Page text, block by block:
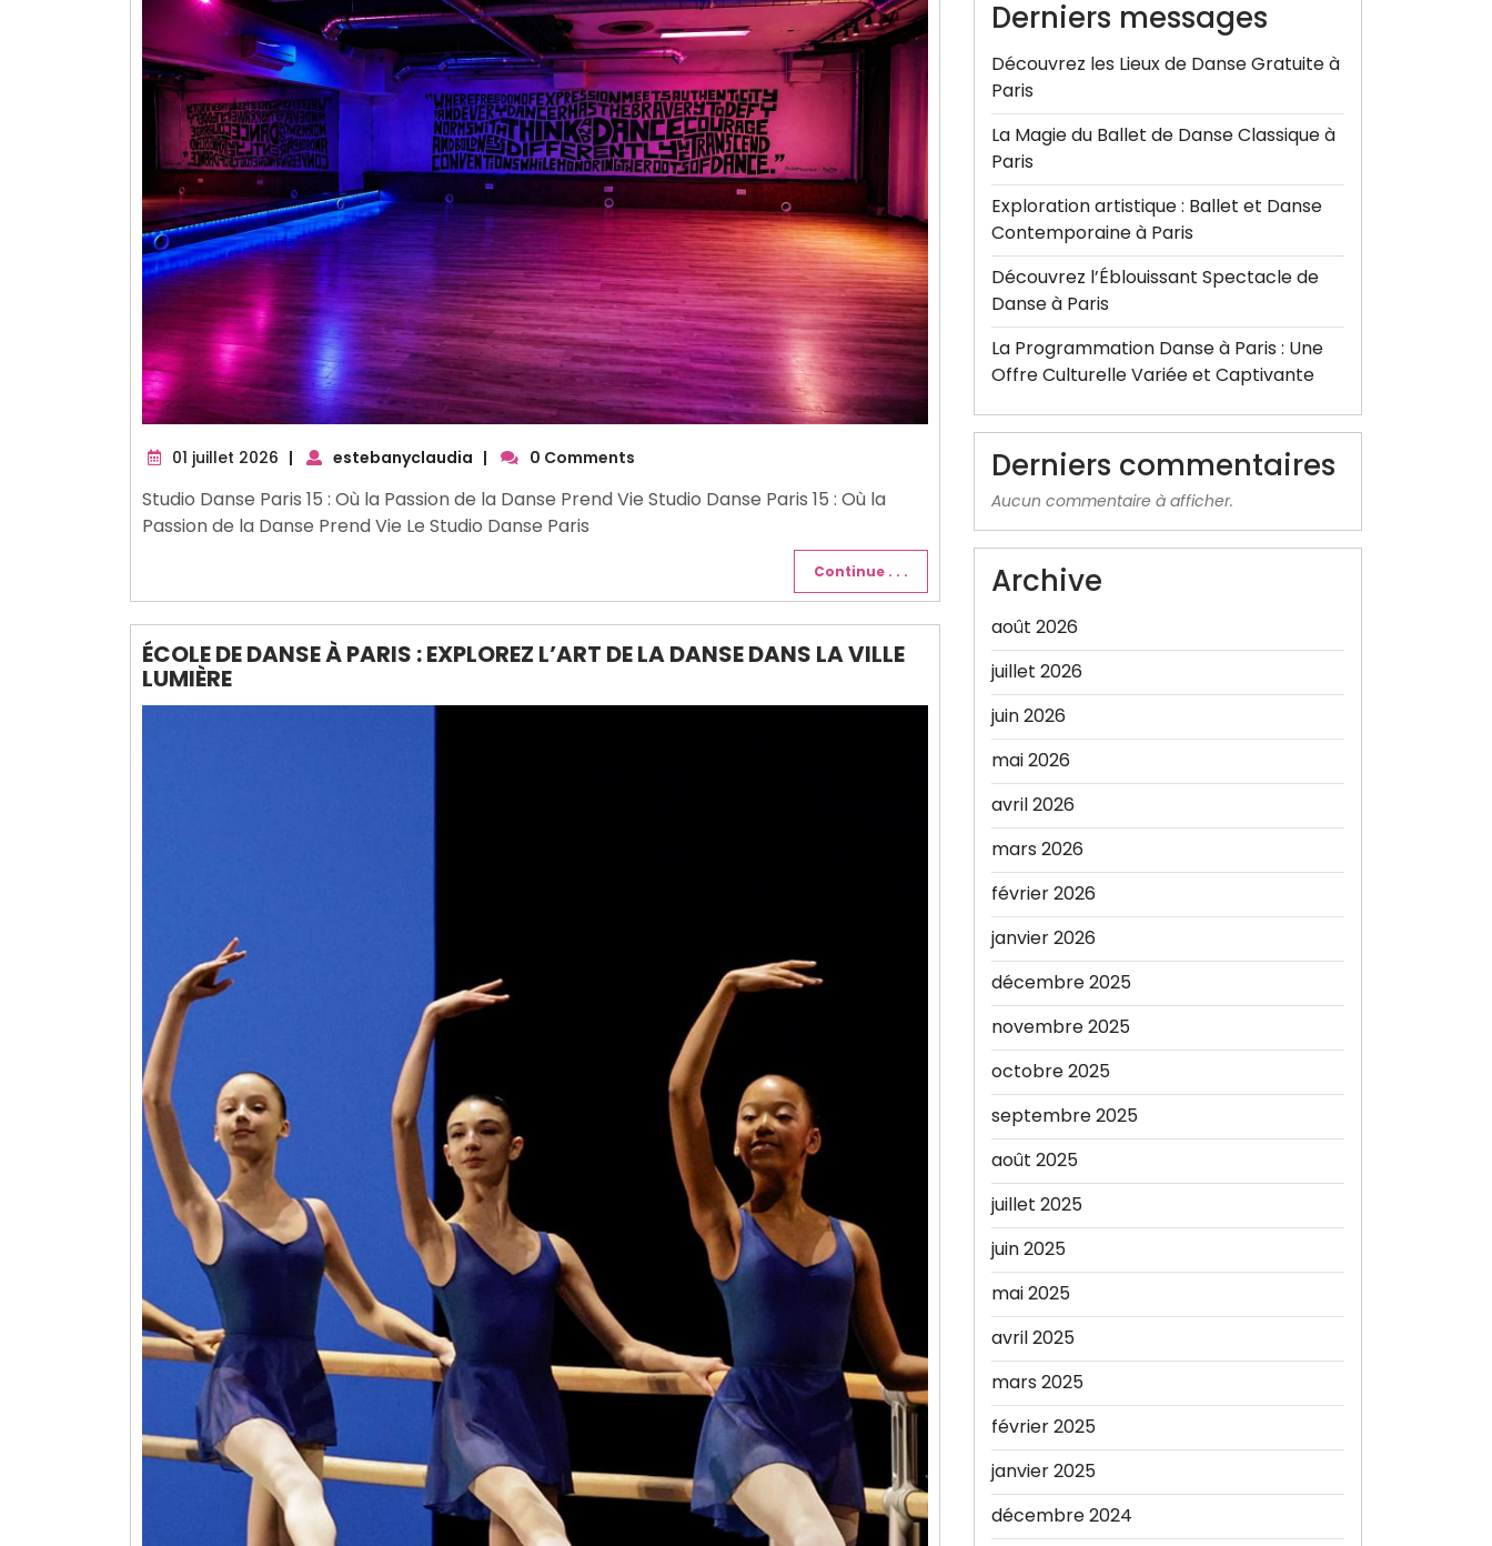
01 juillet 2026 01
2026
| estebanyclaudia | 0 Comments
Studio Danse Paris 15 : Où la Passion de la Danse Prend Vie Studio Danse Paris 15 : Où la
Passion de la Danse Prend Vie Le Studio Danse Paris
Continue . . .
ÉCOLE DE DANSE À PARIS : EXPLOREZ L’ART DE LA DANSE DANS LA VILLE
LUMIÈRE
Derniers messages
Découvrez les Lieux de Danse Gratuite à
Paris
La Magie du Ballet de Danse Classique à
Paris
Exploration artistique : Ballet et Danse
Contemporaine à Paris
Découvrez l’Éblouissant Spectacle de
Danse à Paris
La Programmation Danse à Paris : Une
Offre Culturelle Variée et Captivante
Derniers commentaires
Aucun commentaire à afficher.
Archive
août 2026
juillet 2026
juin 2026
mai 2026
avril 2026
mars 2026
février 2026
janvier 2026
décembre 2025
novembre 2025
octobre 2025
septembre 2025
août 2025
juillet 2025
juin 2025
mai 2025
avril 2025
mars 2025
février 2025
janvier 2025
décembre 2024